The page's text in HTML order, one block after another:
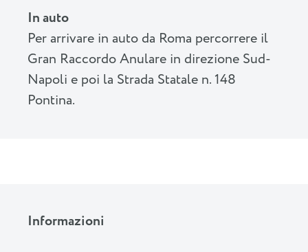
In auto
Per arrivare in auto da Roma percorrere il
Gran Raccordo Anulare in direzione Sud-
Napoli e poi la Strada Statale n. 148
Pontina.
Informazioni